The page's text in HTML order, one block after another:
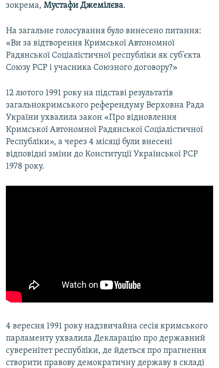
зокрема, Мустафи Джемілєва.
На загальне голосування було винесено питання:
«Ви за відтворення Кримської Автономної
Радянської Соціалістичної республіки як суб'єкта
Союзу РСР і учасника Союзного договору?»
12 лютого 1991 року на підставі результатів
загальнокримського референдуму Верховна Рада
України ухвалила закон «Про відновлення
Кримської Автономної Радянської Соціалістичної
Республіки», а через 4 місяці були внесені
відповідні зміни до Конституції Української РСР
1978 року.
4 вересня 1991 року надзвичайна сесія кримського
парламенту ухвалила Декларацію про державний
суверенітет республіки, де йдеться про прагнення
створити правову демократичну державу в складі